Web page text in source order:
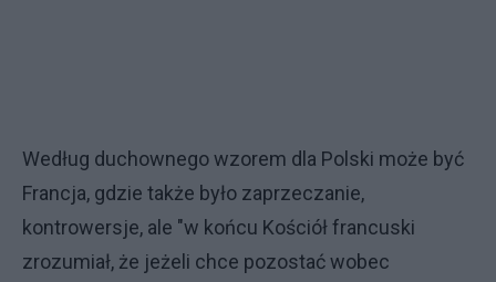
Według duchownego wzorem dla Polski może być
Francja, gdzie także było zaprzeczanie,
kontrowersje, ale "w końcu Kościół francuski
zrozumiał, że jeżeli chce pozostać wobec